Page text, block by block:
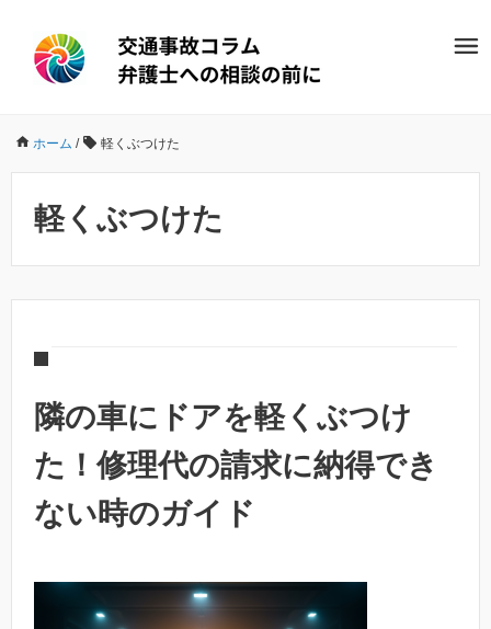
ホーム / 軽くぶつけた
軽くぶつけた
隣の車にドアを軽くぶつけ
た！修理代の請求に納得でき
ない時のガイド